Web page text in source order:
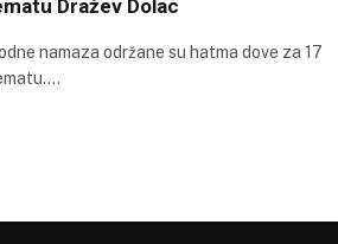
Dražev Dolac
namaza održane su hatma dove za 17